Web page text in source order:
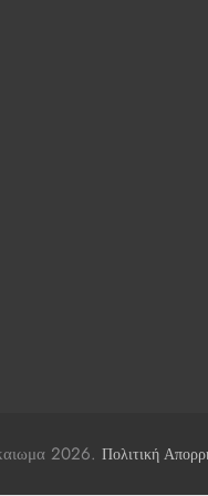
2026. Πολιτική